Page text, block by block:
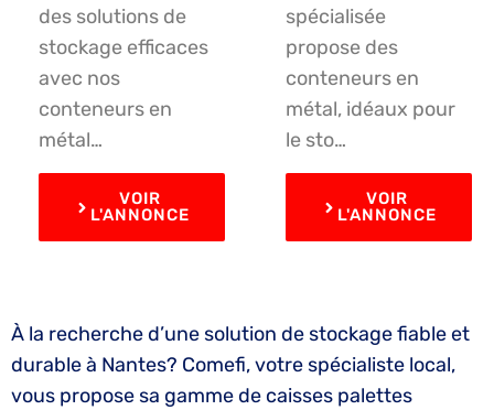
des solutions de
stockage efficaces
avec nos
conteneurs en
métal…
VOIR
L'ANNONCE
spécialisée
propose des
conteneurs en
métal, idéaux pour
le sto…
VOIR
L'ANNONCE
À la recherche d’une solution de stockage fiable et
durable à Nantes? Comefi, votre spécialiste local,
vous propose sa gamme de caisses palettes